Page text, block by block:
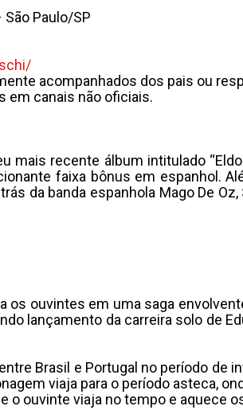
Paulo/SP
acompanhados dos pais ou
em canais não oficiais.
mais recente álbum intitulado
faixa bônus em espanhol.
da banda espanhola Mago De
os ouvintes em uma saga
lançamento da carreira solo de
Brasil e Portugal no período
viaja para o período asteca,
o ouvinte viaja no tempo e aquece